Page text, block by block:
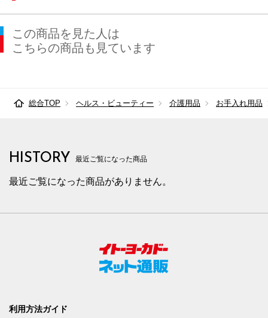
この商品を見た人は
こちらの商品も見ています
総合TOP ヘルス・ビューティー 介護用品 お手入れ用品
HISTORY 最近ご覧になった商品
最近ご覧になった商品がありません。
利用方法ガイド